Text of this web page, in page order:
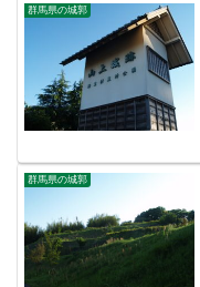
群馬県の城郭
群馬県の城郭